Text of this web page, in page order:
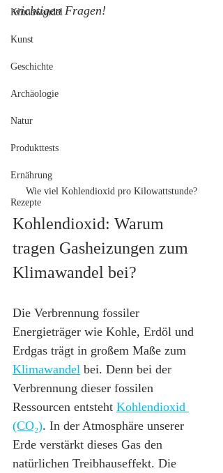
Klimawandel
Kunst
Geschichte
Archäologie
Natur
Produkttests
Ernährung
Rezepte
wichtigen Fragen!
Wie viel Kohlendioxid pro Kilowattstunde?
Kohlendioxid: Warum
tragen Gasheizungen zum
Klimawandel bei?
Die Verbrennung fossiler
Energieträger wie Kohle, Erdöl und
Erdgas trägt in großem Maße zum
Klimawandel bei. Denn bei der
Verbrennung dieser fossilen
Ressourcen entsteht Kohlendioxid
(CO₂). In der Atmosphäre unserer
Erde verstärkt dieses Gas den
natürlichen Treibhauseffekt. Die